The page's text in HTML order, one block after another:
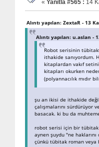
« Yanıtla #565 : 14
Alıntı yapılan: ZextaR - 13
Alıntı yapılan: u.aslan -
Robot serisinin
ithakide sanıyordum.
kitaplardan vakıf
kitapları okurken
(polyannacılık mıdır
şu an ikisi de ithakide
çalışmalarını sürdürüyor
basacak. ki bu da
robot serisi için bir tübitak
aynen şuydu "ne
çünkü tübitak roman veya